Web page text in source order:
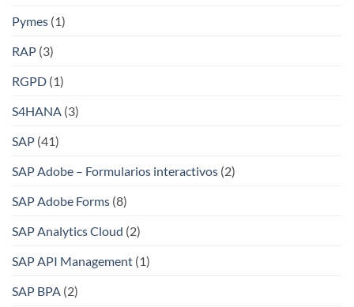
Pymes (1)
RAP (3)
RGPD (1)
S4HANA (3)
SAP (41)
SAP Adobe – Formularios interactivos (2)
SAP Adobe Forms (8)
SAP Analytics Cloud (2)
SAP API Management (1)
SAP BPA (2)